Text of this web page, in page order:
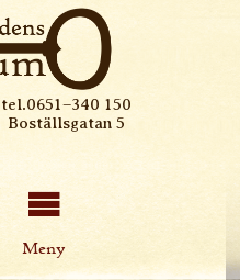
tel.0651–340 150
Boställsgatan 5
Meny